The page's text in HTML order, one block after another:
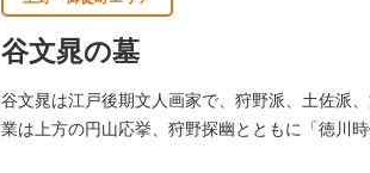
谷文晁の墓
谷文晁は江戸後期文人画家で、狩野派、土佐派
業は上方の円山応挙、狩野探幽とともに「徳川